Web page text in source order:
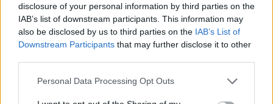
disclosure of your personal information by third parties on the
IAB’s list of downstream participants. This information may
also be disclosed by us to third parties on the IAB’s List of
Downstream Participants that may further disclose it to other
Please note that this website/app uses one or more Google
Personal Data Processing Opt Outs